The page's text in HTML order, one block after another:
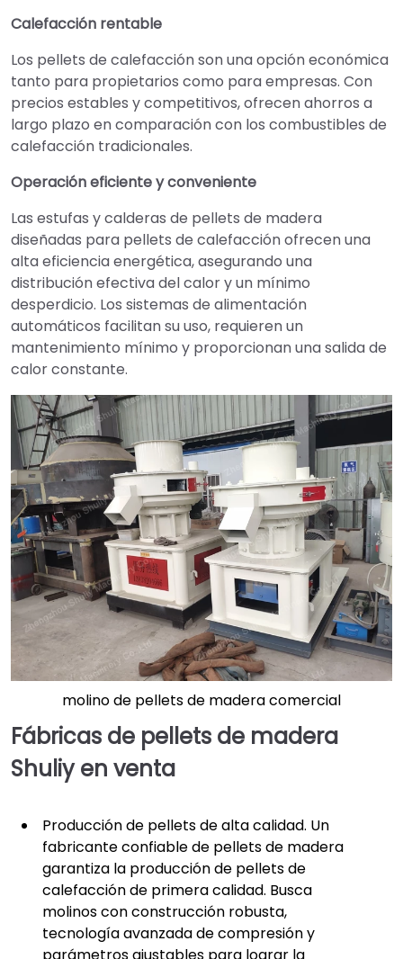
Calefacción rentable
Los pellets de calefacción son una opción económica
tanto para propietarios como para empresas. Con
precios estables y competitivos, ofrecen ahorros a
largo plazo en comparación con los combustibles de
calefacción tradicionales.
Operación eficiente y conveniente
Las estufas y calderas de pellets de madera
diseñadas para pellets de calefacción ofrecen una
alta eficiencia energética, asegurando una
distribución efectiva del calor y un mínimo
desperdicio. Los sistemas de alimentación
automáticos facilitan su uso, requieren un
mantenimiento mínimo y proporcionan una salida de
calor constante.
molino de pellets de madera comercial
Fábricas de pellets de madera
Shuliy en venta
Producción de pellets de alta calidad. Un
fabricante confiable de pellets de madera
garantiza la producción de pellets de
calefacción de primera calidad. Busca
molinos con construcción robusta,
tecnología avanzada de compresión y
parámetros ajustables para lograr la